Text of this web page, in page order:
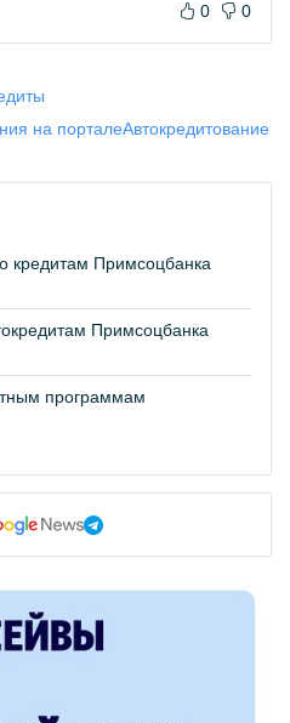
0 0
на порталеАвтокредитование
Примсоцбанка
Примсоцбанка
программам